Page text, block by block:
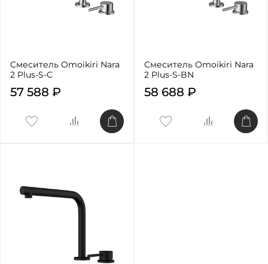
Смеситель Omoikiri Nara
2 Plus-S-C
57 588 ₽
Смеситель Omoikiri Nara
2 Plus-S-BN
58 688 ₽